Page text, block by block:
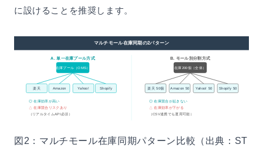
に設けることを推奨します。
マルチモール在庫同期の2パターン
A. 単一在庫プール方式
在庫プール（OMS）
楽天 Amazon Yahoo! Shopify
◎ 在庫効率が高い
△ 在庫競合リスクあり
（リアルタイムAPI必須）
B. モール別分割方式
在庫200個（全体）
楽天 50個 Amazon 50 Yahoo! 50 Shopify 50
◎ 在庫競合が起きない
△ 在庫効率が下がる
（CSV連携でも運用可能）
図2：マルチモール在庫同期パターン比較（出典：ST